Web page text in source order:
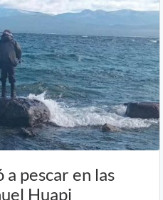
a pescar en las
Huapi